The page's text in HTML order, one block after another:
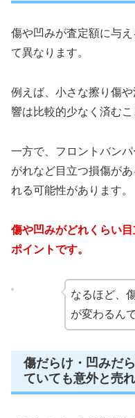
傷や凹みが査定額に与
て異なります。
例えば、小さな擦り傷
響は比較的少なく済むこ
一方で、フロントバン
がれなど目立つ損傷が
れる可能性があります。
傷や凹みがどれくらい
ポイントです。
なるほど、
が変わるん
傷だらけ・凹みだ
ていても意外と売